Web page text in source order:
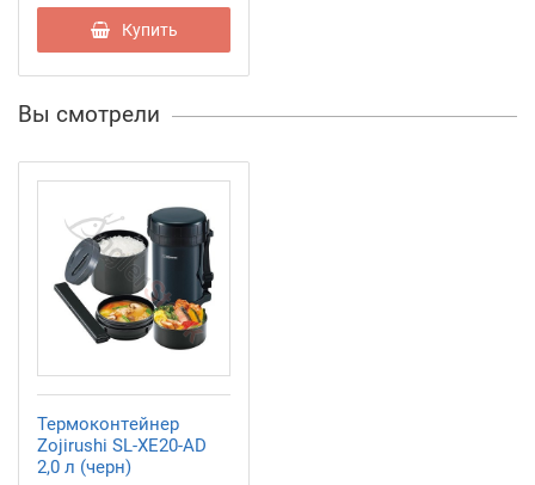
Купить
Вы смотрели
Термоконтейнер
Zojirushi SL-XE20-AD
2,0 л (черн)